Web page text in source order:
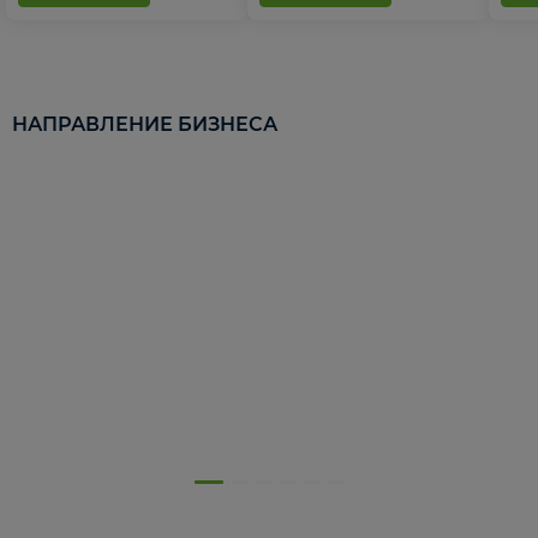
НАПРАВЛЕНИЕ БИЗНЕСА